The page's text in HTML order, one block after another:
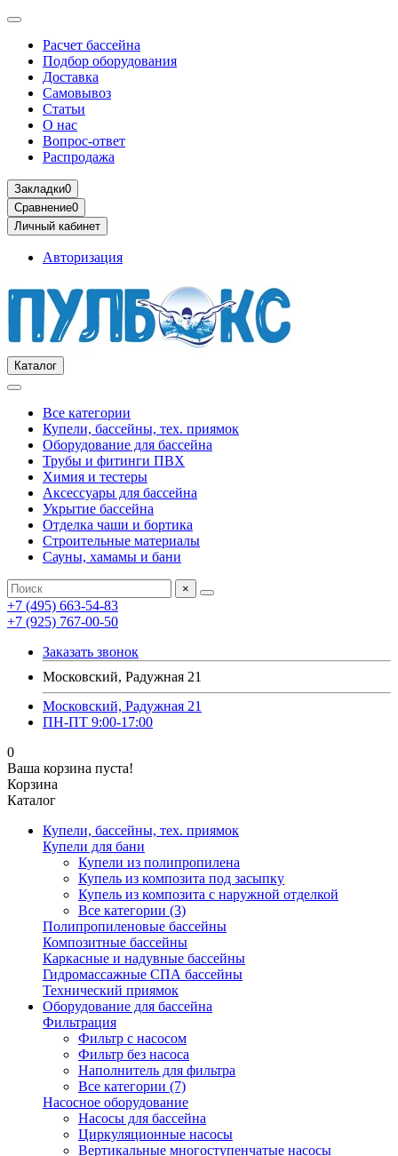
Расчет бассейна
Подбор оборудования
Доставка
Самовывоз
Статьи
О нас
Вопрос-ответ
Распродажа
Закладки0
Сравнение0
Личный кабинет
Авторизация
Каталог
Все категории
Купели, бассейны, тех. приямок
Оборудование для бассейна
Трубы и фитинги ПВХ
Химия и тестеры
Аксессуары для бассейна
Укрытие бассейна
Отделка чаши и бортика
Строительные материалы
Сауны, хамамы и бани
×
+7 (495) 663-54-83
+7 (925) 767-00-50
Заказать звонок
Московский, Радужная 21
Московский, Радужная 21
ПН-ПТ 9:00-17:00
0
Ваша корзина пуста!
Корзина
Каталог
Купели, бассейны, тех. приямок
Купели для бани
Купели из полипропилена
Купель из композита под засыпку
Купель из композита с наружной отделкой
Все категории (3)
Полипропиленовые бассейны
Композитные бассейны
Каркасные и надувные бассейны
Гидромассажные СПА бассейны
Технический приямок
Оборудование для бассейна
Фильтрация
Фильтр с насосом
Фильтр без насоса
Наполнитель для фильтра
Все категории (7)
Насосное оборудование
Насосы для бассейна
Циркуляционные насосы
Вертикальные многоступенчатые насосы